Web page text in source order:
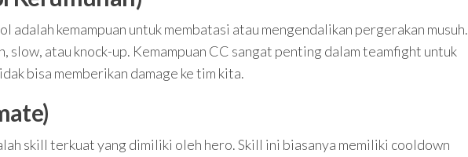
adalah kemampuan untuk membatasi atau mengendalikan pergerakan musuh.
slow, atau knock-up. Kemampuan CC sangat penting dalam teamfight untuk
bisa memberikan damage ke tim kita.
skill terkuat yang dimiliki oleh hero. Skill ini biasanya memiliki cooldown